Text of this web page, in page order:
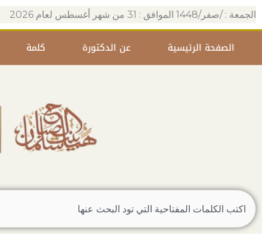
تخطي
المحتوى
الجمعة : /صفر/1448 الموافق : 31 من شهر أغسطس لعام 2026
الصفحة الرئيسية عن الدكتورة كلمة
Search